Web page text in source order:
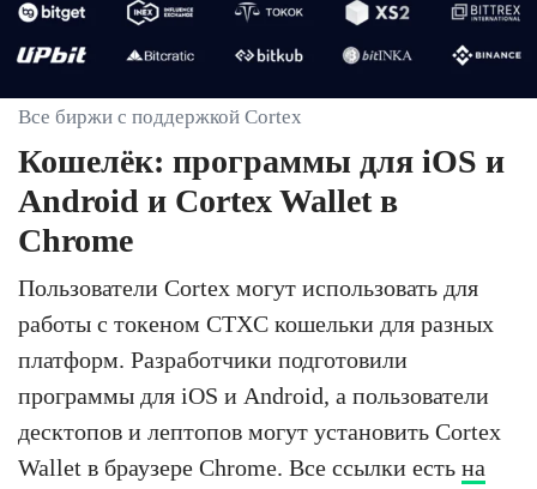
Все биржи с поддержкой Cortex
Кошелёк: программы для iOS и
Android и Cortex Wallet в
Chrome
Пользователи Cortex могут использовать для
работы с токеном CTXC кошельки для разных
платформ. Разработчики подготовили
программы для iOS и Android, а пользователи
десктопов и лептопов могут установить Cortex
Wallet в браузере Chrome. Все ссылки есть на